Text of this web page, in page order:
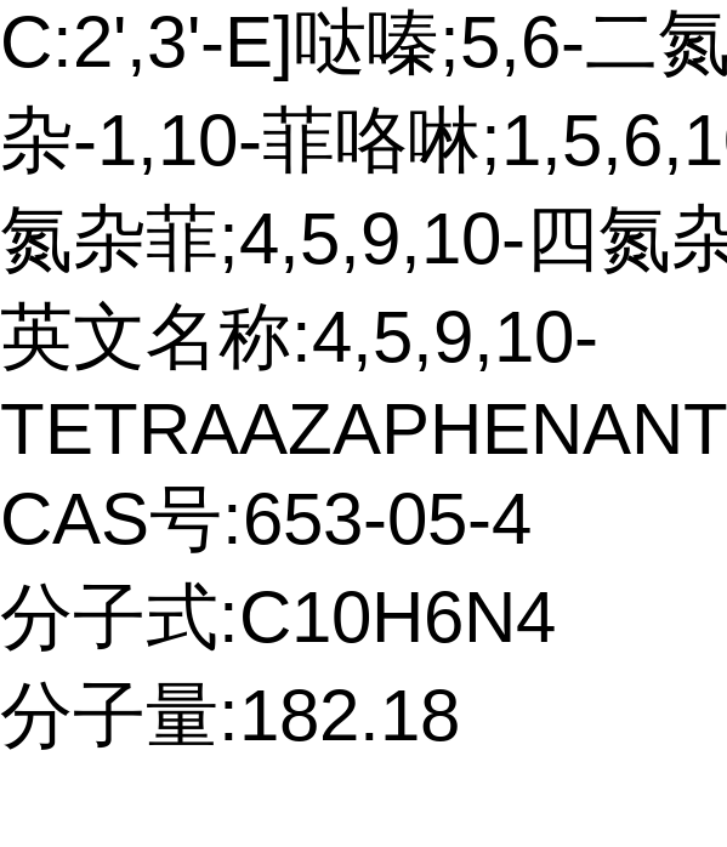
C:2',3'-E]哒嗪;5,6-二
杂-1,10-菲咯啉
氮杂菲;4,5,9,10-四氮
英文名称:4,5,9,10-
CAS号:653-05-4
分子式:C10H6N4
分子量:182.18